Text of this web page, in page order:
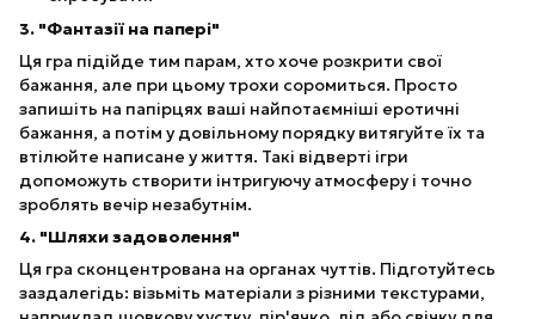
3. "Фантазії на папері"
Ця гра підійде тим парам, хто хоче розкрити свої
бажання, але при цьому трохи соромиться. Просто
запишіть на папірцях ваші найпотаємніші еротичні
бажання, а потім у довільному порядку витягуйте їх та
втілюйте написане у життя. Такі відверті ігри
допоможуть створити інтригуючу атмосферу і точно
зроблять вечір незабутнім.
4. "Шляхи задоволення"
Ця гра сконцентрована на органах чуттів. Підготуйтесь
заздалегідь: візьміть матеріали з різними текстурами,